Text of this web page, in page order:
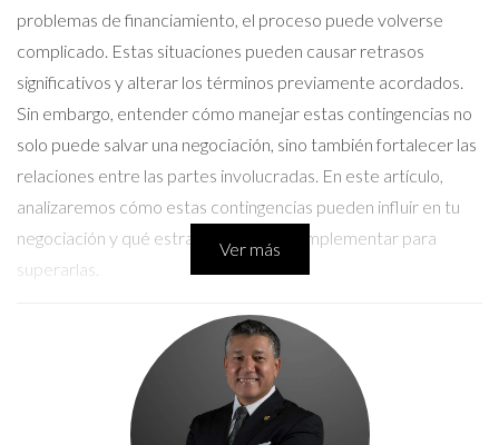
problemas de financiamiento, el proceso puede volverse
complicado. Estas situaciones pueden causar retrasos
significativos y alterar los términos previamente acordados.
Sin embargo, entender cómo manejar estas contingencias no
solo puede salvar una negociación, sino también fortalecer las
relaciones entre las partes involucradas. En este artículo,
analizaremos cómo estas contingencias pueden influir en tu
negociación y qué estrategias puedes implementar para
superarlas.
Contingencias en Negociaciones
Las contingencias son condiciones que deben cumplirse para
que un contrato sea válido o para que una transacción se lleve
a cabo. En el contexto de bienes raíces, las más comunes son
Ver más